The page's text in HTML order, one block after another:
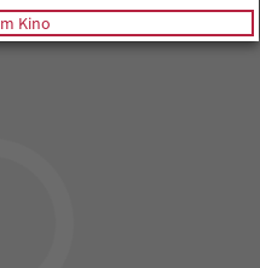
Kino